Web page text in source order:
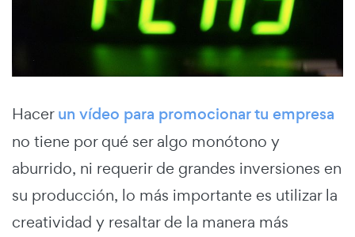
Hacerun vídeo para promocionar tu empresa
no tiene por qué ser algo monótono y
aburrido, ni requerir de grandes inversiones en
su producción, lo más importante es utilizar la
creatividad y resaltar de la manera más